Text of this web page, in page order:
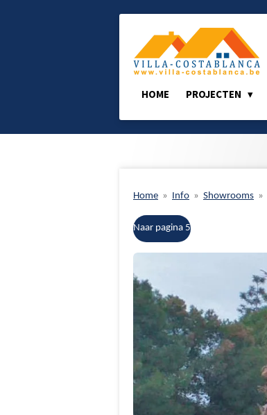
HOME PROJECTEN
Home » Info » Showrooms »
Naar pagina 5